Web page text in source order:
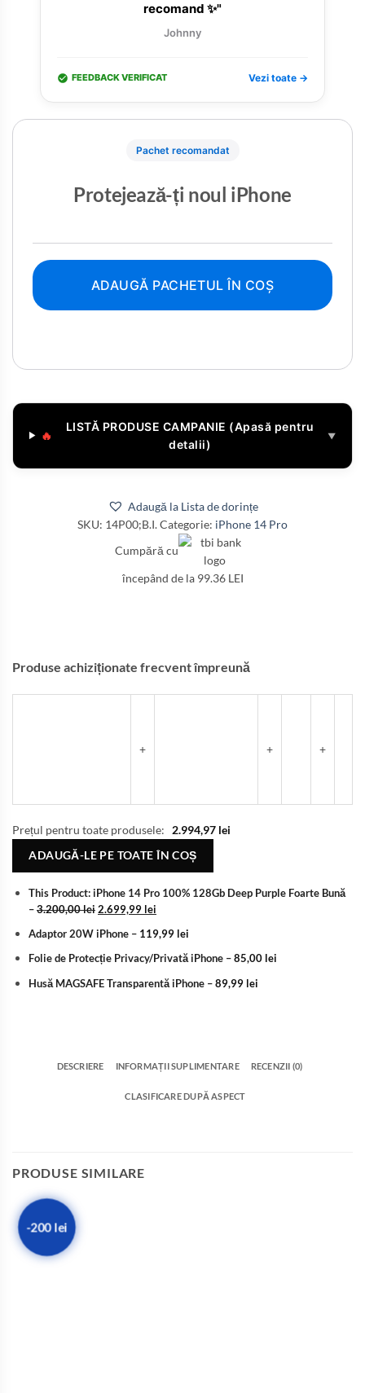
recomand ✨"
Johnny
FEEDBACK VERIFICAT Vezi toate →
Pachet recomandat
Protejează-ți noul iPhone
ADAUGĂ PACHETUL ÎN COȘ
🔥
LISTĂ PRODUSE CAMPANIE (Apasă pentru
detalii)
▼
Adaugă la Lista de dorințe
SKU: 14P00;B.I.Categorie: iPhone 14 Pro
Cumpără cu
începând de la 99.36 LEI
Produse achiziționate frecvent împreună
+ + +
Prețul pentru toate produsele: 2.994,97 lei
ADAUGĂ-LE PE TOATE ÎN COȘ
This Product: iPhone 14 Pro 100% 128Gb Deep Purple Foarte Bună
– 3.200,00lei 2.699,99 lei
Adaptor 20W iPhone – 119,99 lei
Folie de Protecție Privacy/Privată iPhone – 85,00 lei
Husă MAGSAFE Transparentă iPhone – 89,99 lei
DESCRIERE INFORMAȚII SUPLIMENTARE RECENZII (0)
CLASIFICARE DUPĂ ASPECT
PRODUSE SIMILARE
-200 lei